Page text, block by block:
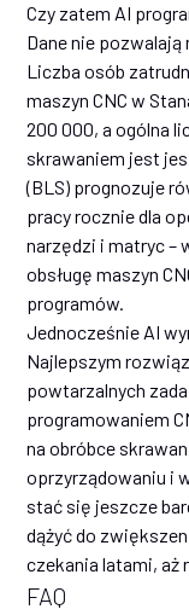
Czy zatem AI
Dane nie pozwalają
Liczba osób
maszyn CNC w
200 000, a ogólna
skrawaniem jest
(BLS) prognozuje
pracy rocznie dla
narzędzi i matryc –
obsługę maszyn
programów.
Jednocześnie AI
Najlepszym
powtarzalnych
programowaniem
na obróbce
oprzyrządowaniu i
stać się jeszcze
dążyć do
czekania latami, aż
FAQ